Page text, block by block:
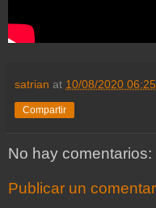
satrian at 10/08/2020
Compartir
No hay comentarios:
Publicar un